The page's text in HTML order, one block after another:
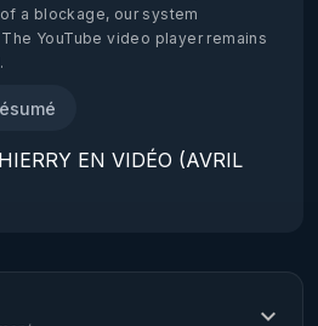
a blockage, our system
YouTube video player remains
EN VIDÉO (AVRIL